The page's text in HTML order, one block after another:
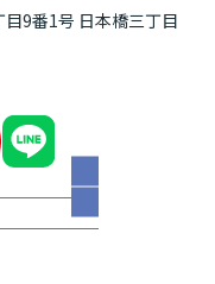
9番1号 日本橋三丁目